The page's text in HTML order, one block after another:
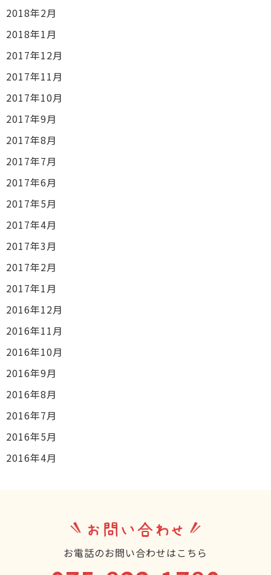
2018年2月
2018年1月
2017年12月
2017年11月
2017年10月
2017年9月
2017年8月
2017年7月
2017年6月
2017年5月
2017年4月
2017年3月
2017年2月
2017年1月
2016年12月
2016年11月
2016年10月
2016年9月
2016年8月
2016年7月
2016年5月
2016年4月
お問い合わせ
お電話のお問い合わせはこちら